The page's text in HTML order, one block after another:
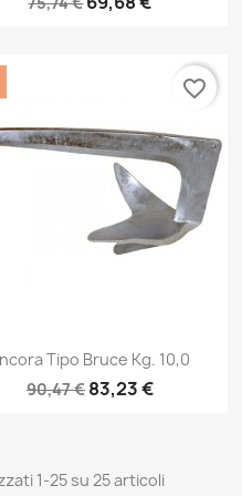
Anteprima
Tipo Bruce Kg. 10,0
90,47 € 83,23 €
favorite_border
1-25 su 25 articoli